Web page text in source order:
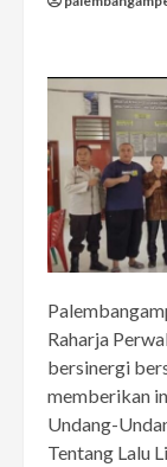
Raharja
bersinergi
memberikan
Undang-
Tentang Lalu